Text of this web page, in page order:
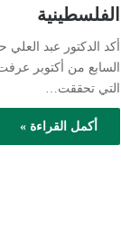
الفلسطينية
أكد الدكتور عبد العلي
السابع من أكتوبر
التي تحققت…
أكمل القراءة »